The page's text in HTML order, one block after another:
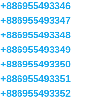
+886955493346
+886955493347
+886955493348
+886955493349
+886955493350
+886955493351
+886955493352